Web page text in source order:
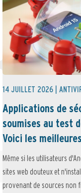
14 JUILLET 2026 |
Applications de
soumises au test
Voici les
Même si les utilisateurs
sites web douteux et
provenant de sources non